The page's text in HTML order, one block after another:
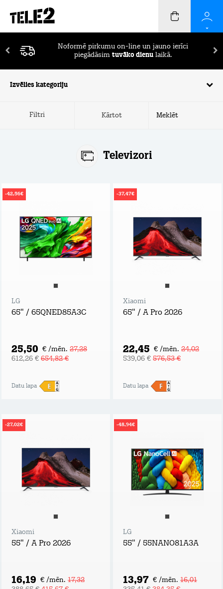
Pirmos 2 mēnešus ierīču apdrošināšanaBEZ
MAKSAS!
Izvēlies kategoriju
Filtri Kārtot
Televizori
-42,56€
LG
65" / 65QNED85A3C
25,50 € /mēn. 27,28
612,26 € 654,82 €
Datu lapa
-37,47€
Xiaomi
65" / A Pro 2026
22,45 € /mēn. 24,02
539,06 € 576,53 €
Datu lapa
-27,02€
Xiaomi
55" / A Pro 2026
16,19 € /mēn. 17,32
-48,94€
LG
55" / 55NANO81A3A
13,97 € /mēn. 16,01